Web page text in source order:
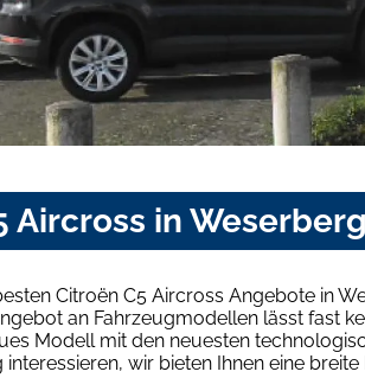
Aircross in
Citroën C5 Aircross Angebote in
an Fahrzeugmodellen lässt fast
Modell mit den neuesten
wir bieten Ihnen eine breite